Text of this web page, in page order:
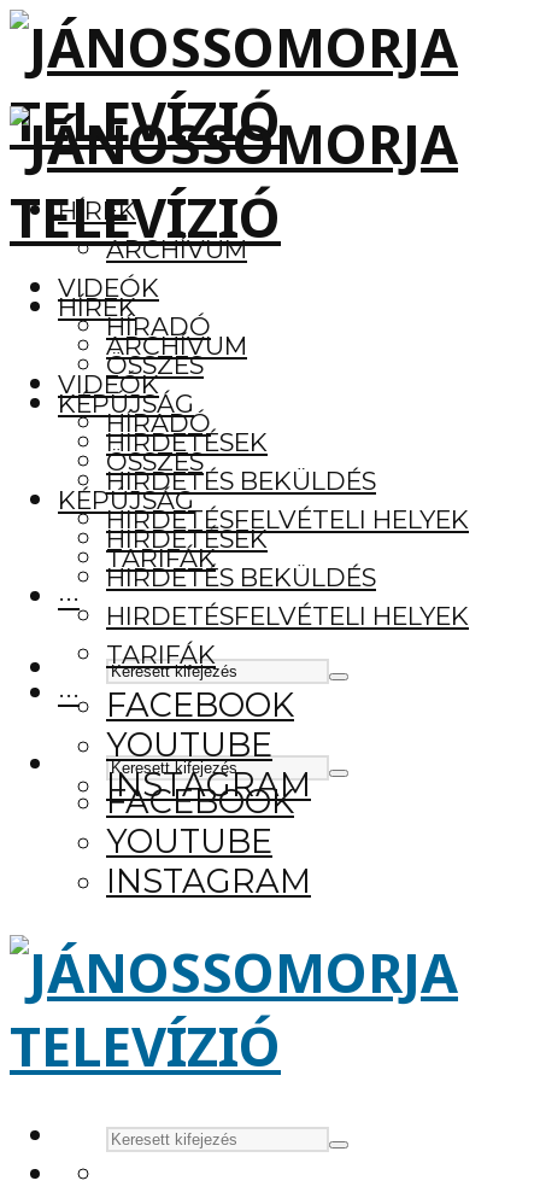
HÍREK
ARCHÍVUM
VIDEÓK
HÍRADÓ
ÖSSZES
KÉPÚJSÁG
HIRDETÉSEK
HIRDETÉS BEKÜLDÉS
HIRDETÉSFELVÉTELI HELYEK
TARIFÁK
···
FACEBOOK
YOUTUBE
INSTAGRAM
HÍREK
ARCHÍVUM
VIDEÓK
HÍRADÓ
ÖSSZES
KÉPÚJSÁG
HIRDETÉSEK
HIRDETÉS BEKÜLDÉS
HIRDETÉSFELVÉTELI HELYEK
TARIFÁK
···
FACEBOOK
YOUTUBE
INSTAGRAM